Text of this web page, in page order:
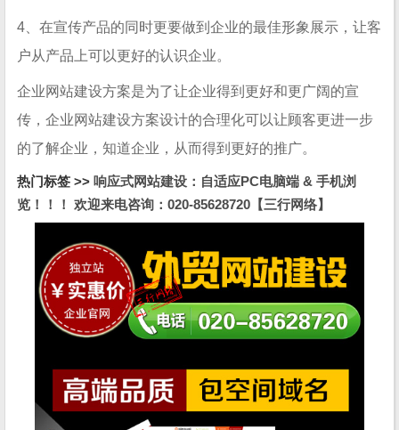
4、在宣传产品的同时更要做到企业的最佳形象展示，让客
户从产品上可以更好的认识企业。
企业网站建设方案是为了让企业得到更好和更广阔的宣
传，企业网站建设方案设计的合理化可以让顾客更进一步
的了解企业，知道企业，从而得到更好的推广。
热门标签 >> 响应式网站建设：自适应PC电脑端 & 手机浏
览！！！ 欢迎来电咨询：020-85628720【三行网络】